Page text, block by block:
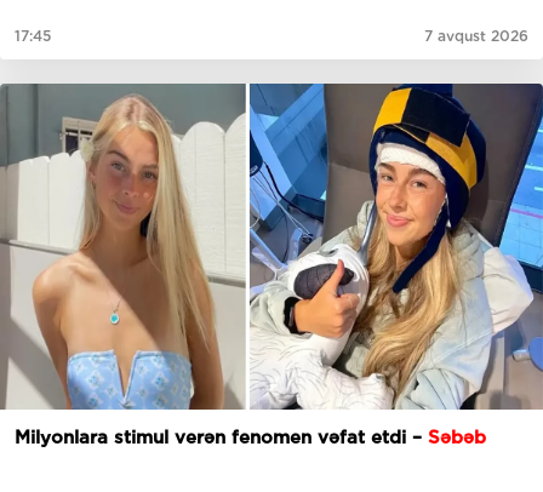
17:45 7 avqust 2026
Milyonlara stimul verən fenomen vəfat etdi – Səbəb